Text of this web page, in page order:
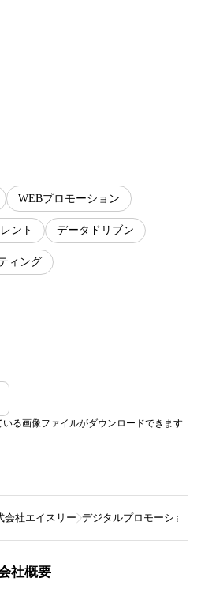
WEBプロモーション
ント データドリブン
ィング
る画像ファイルがダウンロードできます
会社エイスリー デジタルプロモーション
社概要